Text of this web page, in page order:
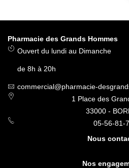
Pharmacie des Grands Hommes
Ouvert du lundi au Dimanche
de 8h à 20h
commercial@pharmacie-
1 Place des
33000 -
05-56-81-
Nous
Nos